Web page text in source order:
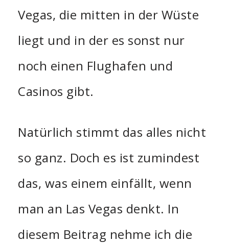
Vegas, die mitten in der Wüste
liegt und in der es sonst nur
noch einen Flughafen und
Casinos gibt.
Natürlich stimmt das alles nicht
so ganz. Doch es ist zumindest
das, was einem einfällt, wenn
man an Las Vegas denkt. In
diesem Beitrag nehme ich die